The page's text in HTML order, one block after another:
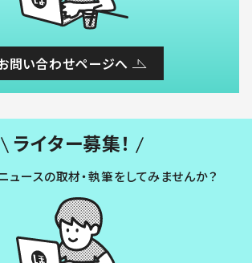
問い合わせページへ
ライター募集！
ュースの取材・執筆をしてみませんか？